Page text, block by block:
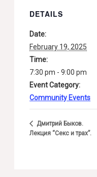
DETAILS
Date:
February 19, 2025
Time:
7:30 pm - 9:00 pm
Event Category:
Community Events
Дмитрий Быков.
Лекция “Секс и трах”.